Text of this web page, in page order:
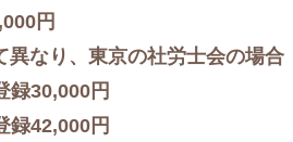
円
異なり、東京の社労士会の場合
録30,000円
録42,000円